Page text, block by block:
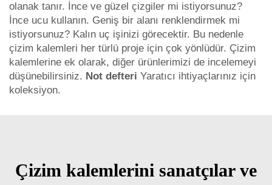
olanak tanır. İnce ve güzel çizgiler mi istiyorsunuz?
İnce ucu kullanın. Geniş bir alanı renklendirmek mi
istiyorsunuz? Kalın uç işinizi görecektir. Bu nedenle
çizim kalemleri her türlü proje için çok yönlüdür. Çizim
kalemlerine ek olarak, diğer ürünlerimizi de incelemeyi
düşünebilirsiniz. Not defteri Yaratıcı ihtiyaçlarınız için
koleksiyon.
Çizim kalemlerini sanatçılar ve